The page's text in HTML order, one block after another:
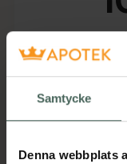
Samtycke
Denna webbplats